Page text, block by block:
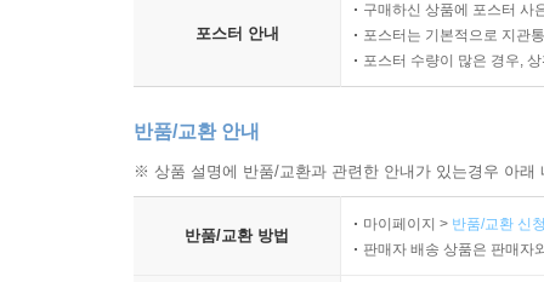
포스터 안내
구매하신 상품에 포스터 사
포스터는 기본적으로 지관
포스터 수량이 많은 경우,
반품/교환 안내
※ 상품 설명에 반품/교환과 관련한 안내가 있는경우 아
반품/교환 방법
마이페이지 > 반품/교환 신
판매자 배송 상품은 판매자